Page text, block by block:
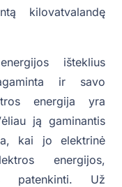
kilovatvalandę
išteklius
ir savo
energija yra
ją gaminantis
kai jo elektrinė
energijos,
patenkinti. Už